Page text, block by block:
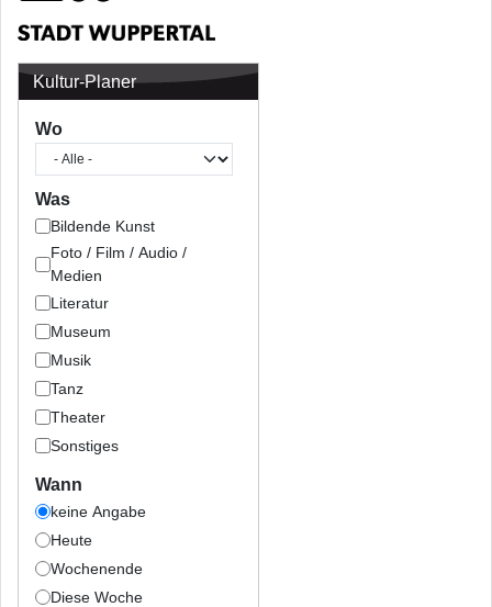
Kultur-Planer
Wo
Was
Bildende Kunst
Foto / Film / Audio /
Medien
Literatur
Museum
Musik
Tanz
Theater
Sonstiges
Wann
keine Angabe
Heute
Wochenende
Diese Woche